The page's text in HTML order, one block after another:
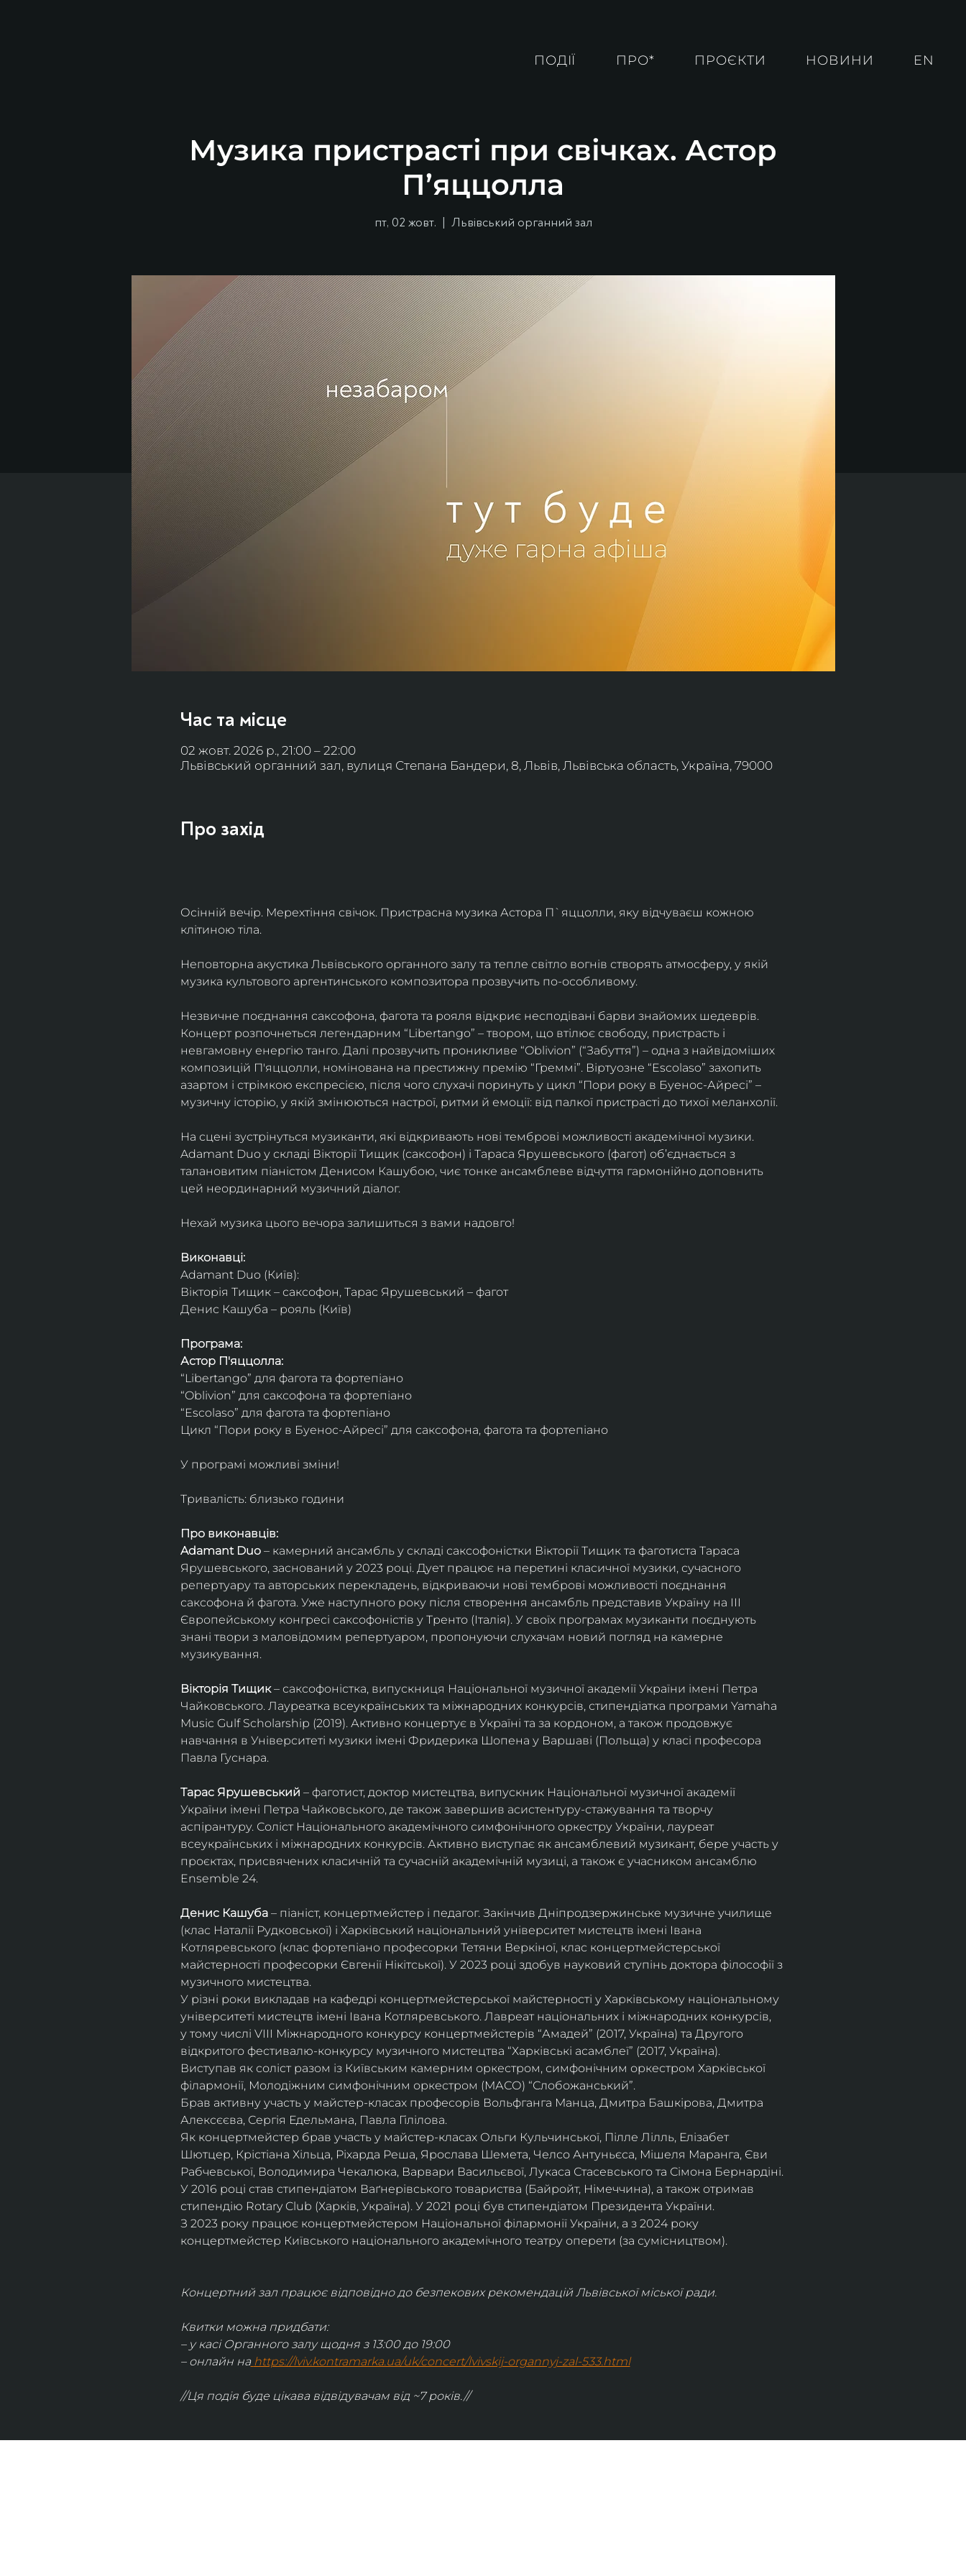
ПОДІЇ ПРО* ПРОЄКТИ НОВИНИ EN
Музика пристрасті при свічках. Астор
П’яццолла
пт, 02 жовт.
  |
Львівський органний зал
Час та місце
02 жовт. 2026 р., 21:00 – 22:00
Львівський органний зал, вулиця Степана Бандери, 8, Львів, Львівська область, Україна, 79000
Про захід
Осінній вечір. Мерехтіння свічок. Пристрасна музика Астора П`яццолли, яку відчуваєш кожною
клітиною тіла.
Неповторна акустика Львівського органного залу та тепле світло вогнів створять атмосферу, у якій
музика культового аргентинського композитора прозвучить по-особливому.
Незвичне поєднання саксофона, фагота та рояля відкриє несподівані барви знайомих шедеврів.
Концерт розпочнеться легендарним “Libertango” – твором, що втілює свободу, пристрасть і
невгамовну енергію танго. Далі прозвучить проникливе “Oblivion” (“Забуття”) – одна з найвідоміших
композицій П'яццолли, номінована на престижну премію “Греммі”. Віртуозне “Escolaso” захопить
азартом і стрімкою експресією, після чого слухачі поринуть у цикл “Пори року в Буенос-Айресі” –
музичну історію, у якій змінюються настрої, ритми й емоції: від палкої пристрасті до тихої меланхолії.
На сцені зустрінуться музиканти, які відкривають нові темброві можливості академічної музики.
Adamant Duo у складі Вікторії Тищик (саксофон) і Тараса Ярушевського (фагот) об’єднається з
талановитим піаністом Денисом Кашубою, чиє тонке ансамблеве відчуття гармонійно доповнить
цей неординарний музичний діалог.
Нехай музика цього вечора залишиться з вами надовго!
Виконавці:
Adamant Duo (Київ):
Вікторія Тищик – саксофон, Тарас Ярушевський – фагот
Денис Кашуба – рояль (Київ)
Програма:
Астор П'яццолла:
“Libertango” для фагота та фортепіано
“Oblivion” для саксофона та фортепіано
“Escolaso” для фагота та фортепіано
Цикл “Пори року в Буенос-Айресі” для саксофона, фагота та фортепіано
У програмі можливі зміни!
Тривалість: близько години
Про виконавців:
Adamant Duo – камерний ансамбль у складі саксофоністки Вікторії Тищик та фаготиста Тараса
Ярушевського, заснований у 2023 році. Дует працює на перетині класичної музики, сучасного
репертуару та авторських перекладень, відкриваючи нові темброві можливості поєднання
саксофона й фагота. Уже наступного року після створення ансамбль представив Україну на ІІІ
Європейському конгресі саксофоністів у Тренто (Італія). У своїх програмах музиканти поєднують
знані твори з маловідомим репертуаром, пропонуючи слухачам новий погляд на камерне
музикування.
Вікторія Тищик – саксофоністка, випускниця Національної музичної академії України імені Петра
Чайковського. Лауреатка всеукраїнських та міжнародних конкурсів, стипендіатка програми Yamaha
Music Gulf Scholarship (2019). Активно концертує в Україні та за кордоном, а також продовжує
навчання в Університеті музики імені Фридерика Шопена у Варшаві (Польща) у класі професора
Павла Гуснара.
Тарас Ярушевський – фаготист, доктор мистецтва, випускник Національної музичної академії
України імені Петра Чайковського, де також завершив асистентуру-стажування та творчу
аспірантуру. Соліст Національного академічного симфонічного оркестру України, лауреат
всеукраїнських і міжнародних конкурсів. Активно виступає як ансамблевий музикант, бере участь у
проєктах, присвячених класичній та сучасній академічній музиці, а також є учасником ансамблю
Ensemble 24.
Денис Кашуба – піаніст, концертмейстер і педагог. Закінчив Дніпродзержинське музичне училище
(клас Наталії Рудковської) і Харківський національний університет мистецтв імені Івана
Котляревського (клас фортепіано професорки Тетяни Веркіної, клас концертмейстерської
майстерності професорки Євгенії Нікітської). У 2023 році здобув науковий ступінь доктора філософії з
музичного мистецтва.
У різні роки викладав на кафедрі концертмейстерської майстерності у Харківському національному
університеті мистецтв імені Івана Котляревського. Лавреат національних і міжнародних конкурсів,
у тому числі VIII Міжнародного конкурсу концертмейстерів “Амадей” (2017, Україна) та Другого
відкритого фестивалю-конкурсу музичного мистецтва “Харківські асамблеї” (2017, Україна).
Виступав як соліст разом із Київським камерним оркестром, симфонічним оркестром Харківської
філармонії, Молодіжним симфонічним оркестром (МАСО) “Слобожанський”.
Брав активну участь у майстер-класах професорів Вольфганга Манца, Дмитра Башкірова, Дмитра
Алексєєва, Сергія Едельмана, Павла Гілілова.
Як концертмейстер брав участь у майстер-класах Ольги Кульчинської, Пілле Лілль, Елізабет
Шютцер, Крістіана Хільца, Ріхарда Реша, Ярослава Шемета, Челсо Антуньєса, Мішеля Маранга, Єви
Рабчевської, Володимира Чекалюка, Варвари Васильєвої, Лукаса Стасевського та Сімона Бернардіні.
У 2016 році став стипендіатом Ваґнерівського товариства (Байройт, Німеччина), а також отримав
стипендію Rotary Club (Харків, Україна). У 2021 році був стипендіатом Президента України.
З 2023 року працює концертмейстером Національної філармонії України, а з 2024 року
концертмейстер Київського національного академічного театру оперети (за сумісництвом).
Концертний зал працює відповідно до безпекових рекомендацій Львівської міської ради.
Квитки можна придбати:
– у касі Органного залу щодня з 13:00 до 19:00
– онлайн на https://lviv.kontramarka.ua/uk/concert/lvivskij-organnyj-zal-533.html
//Ця подія буде цікава відвідувачам від ~7 років.//